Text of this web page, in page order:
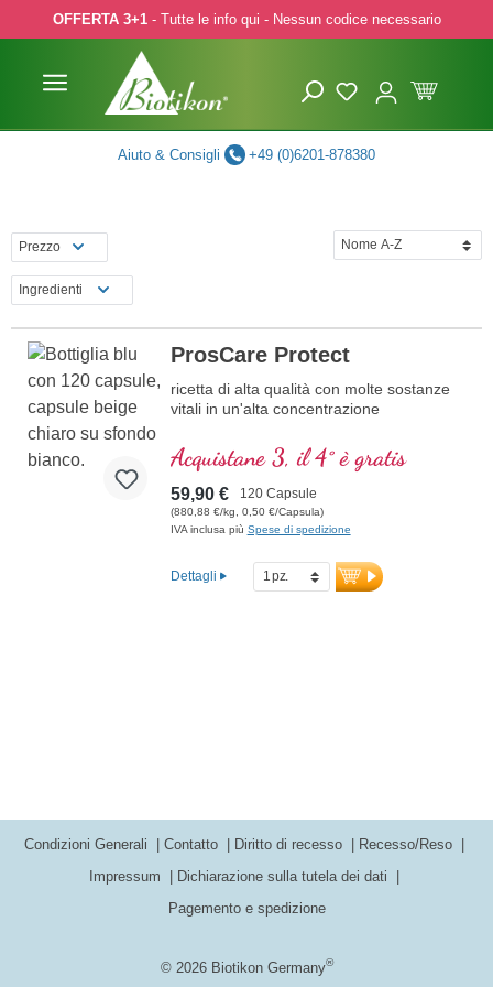
to main content
Skip to search
Skip to main navigation
OFFERTA 3+1- Tutte le info qui - Nessun codice necessario
Aiuto & Consigli +49 (0)6201-878380
Prezzo
Ingredienti
ProsCare Protect
ricetta di alta qualità con molte sostanze
vitali in un'alta concentrazione
Acquistane 3, il 4° è gratis
59,90 € 120 Capsule
(880,88 €/kg, 0,50 €/Capsula)
IVA inclusa più Spese di spedizione
Dettagli
© 2026 Biotikon Germany®
Condizioni Generali Contatto Diritto di recesso
Recesso/Reso
Impressum
Dichiarazione sulla tutela dei dati
Pagemento e spedizione